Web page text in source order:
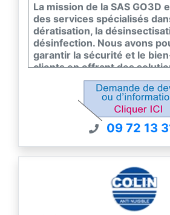
La mission de la SAS GO3D
des services spécialisés
dératisation, la
désinfection. Nous avons
garantir la sécurité et le
clients en offrant des
respectueuses de
éliminer les nuisibles et
espaces de vie et de travail.
09 72 13